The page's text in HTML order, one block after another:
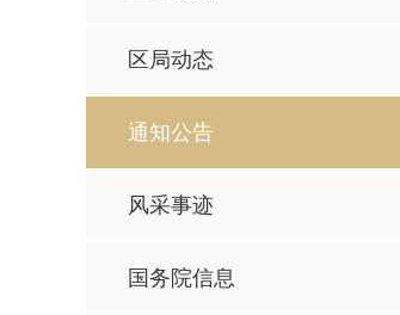
区局动态
通知公告
风采事迹
国务院信息